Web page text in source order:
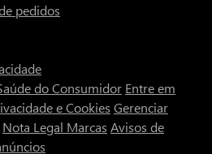
pedidos
do Consumidor Entre em
e Cookies Gerenciar
Nota Legal Marcas Avisos de